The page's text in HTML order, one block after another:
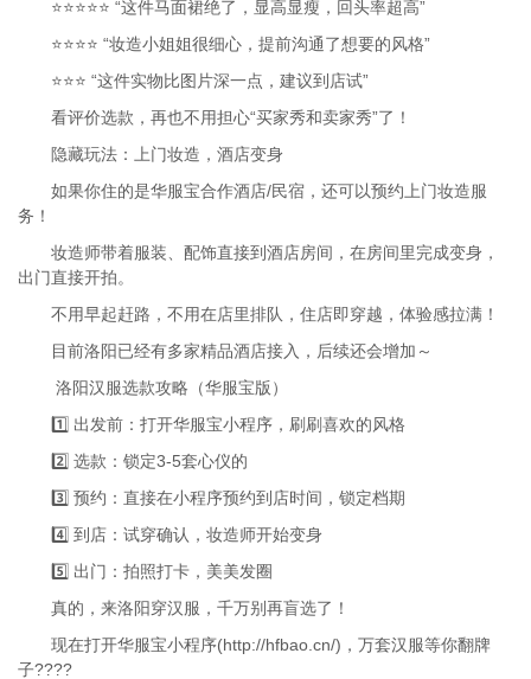
⭐️⭐️⭐️⭐️⭐️ “这件马面裙绝了，显高显瘦，回头率超高”
⭐️⭐️⭐️⭐️ “妆造小姐姐很细心，提前沟通了想要的风格”
⭐️⭐️⭐️ “这件实物比图片深一点，建议到店试”
看评价选款，再也不用担心“买家秀和卖家秀”了！
隐藏玩法：上门妆造，酒店变身
如果你住的是华服宝合作酒店/民宿，还可以预约上门妆造服
务！
妆造师带着服装、配饰直接到酒店房间，在房间里完成变身，
出门直接开拍。
不用早起赶路，不用在店里排队，住店即穿越，体验感拉满！
目前洛阳已经有多家精品酒店接入，后续还会增加～
洛阳汉服选款攻略（华服宝版）
1️⃣ 出发前：打开华服宝小程序，刷刷喜欢的风格
2️⃣ 选款：锁定3-5套心仪的
3️⃣ 预约：直接在小程序预约到店时间，锁定档期
4️⃣ 到店：试穿确认，妆造师开始变身
5️⃣ 出门：拍照打卡，美美发圈
真的，来洛阳穿汉服，千万别再盲选了！
现在打开华服宝小程序(http://hfbao.cn/)，万套汉服等你翻牌
子????